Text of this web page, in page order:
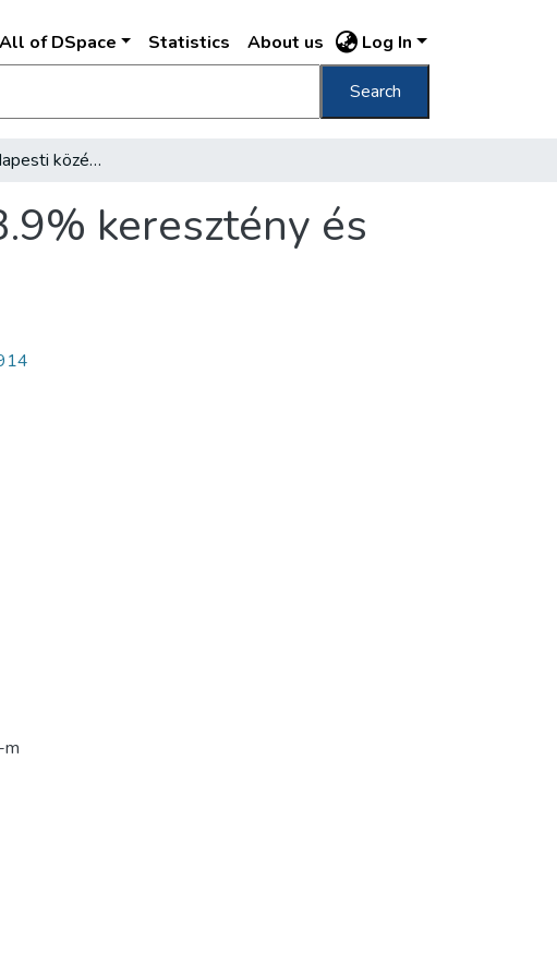
All of DSpace Statistics About us Log In
Search
A negyven budapesti középiskolában 63.9% keresztény és 36.1% izraelita tanult
keresztény és